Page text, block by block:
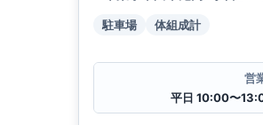
駐車場 体組成計
営
平日 10:00〜